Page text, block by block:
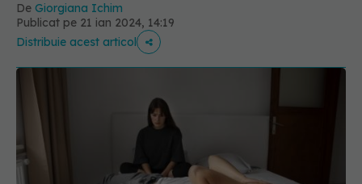
De Giorgiana Ichim
Publicat pe 21 ian 2024, 14:19
Distribuie acest articol